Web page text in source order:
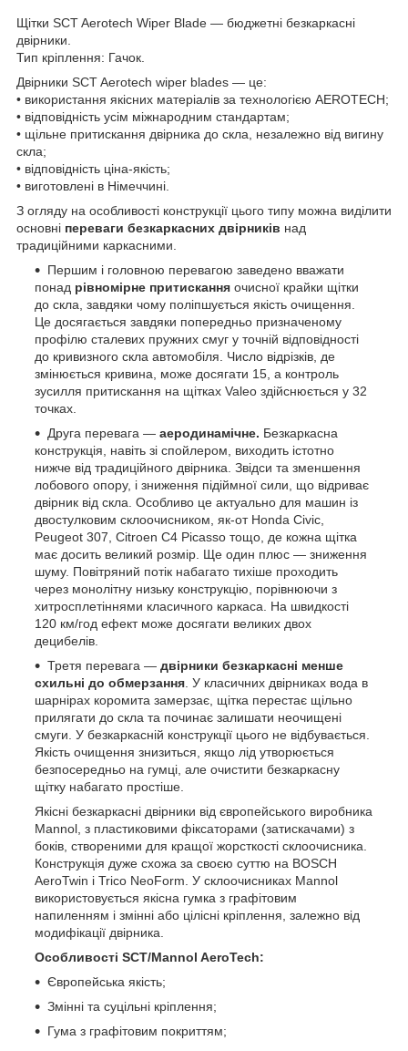
Щітки SCT Aerotech Wiper Blade — бюджетні безкаркасні
двірники.
Тип кріплення: Гачок.
Двірники SCT Aerotech wiper blades — це:
• використання якісних матеріалів за технологією AEROTECH;
• відповідність усім міжнародним стандартам;
• щільне притискання двірника до скла, незалежно від вигину
скла;
• відповідність ціна-якість;
• виготовлені в Німеччині.
З огляду на особливості конструкції цього типу можна виділити
основні переваги безкаркасних двірників над
традиційними каркасними.
Першим і головною перевагою заведено вважати
понад рівномірне притискання очисної крайки щітки
до скла, завдяки чому поліпшується якість очищення.
Це досягається завдяки попередньо призначеному
профілю сталевих пружних смуг у точній відповідності
до кривизного скла автомобіля. Число відрізків, де
змінюється кривина, може досягати 15, а контроль
зусилля притискання на щітках Valeo здійснюється у 32
точках.
Друга перевага — аеродинамічне. Безкаркасна
конструкція, навіть зі спойлером, виходить істотно
нижче від традиційного двірника. Звідси та зменшення
лобового опору, і зниження підіймної сили, що відриває
двірник від скла. Особливо це актуально для машин із
двостулковим склоочисником, як-от Honda Civic,
Peugeot 307, Citroen C4 Picasso тощо, де кожна щітка
має досить великий розмір. Ще один плюс — зниження
шуму. Повітряний потік набагато тихіше проходить
через монолітну низьку конструкцію, порівнюючи з
хитросплетіннями класичного каркаса. На швидкості
120 км/год ефект може досягати великих двох
децибелів.
Третя перевага — двірники безкаркасні менше
схильні до обмерзання . У класичних двірниках вода в
шарнірах коромита замерзає, щітка перестає щільно
прилягати до скла та починає залишати неочищені
смуги. У безкаркасній конструкції цього не відбувається.
Якість очищення знизиться, якщо лід утворюється
безпосередньо на гумці, але очистити безкаркасну
щітку набагато простіше.
Якісні безкаркасні двірники від європейського виробника
Mannol, з пластиковими фіксаторами (затискачами) з
боків, створеними для кращої жорсткості склоочисника.
Конструкція дуже схожа за своєю суттю на BOSCH
AeroTwin і Trico NeoForm. У склоочисниках Mannol
використовується якісна гумка з графітовим
напиленням і змінні або цілісні кріплення, залежно від
модифікації двірника.
Особливості SCT/Mannol AeroTech:
Європейська якість;
Змінні та суцільні кріплення;
Гума з графітовим покриттям;